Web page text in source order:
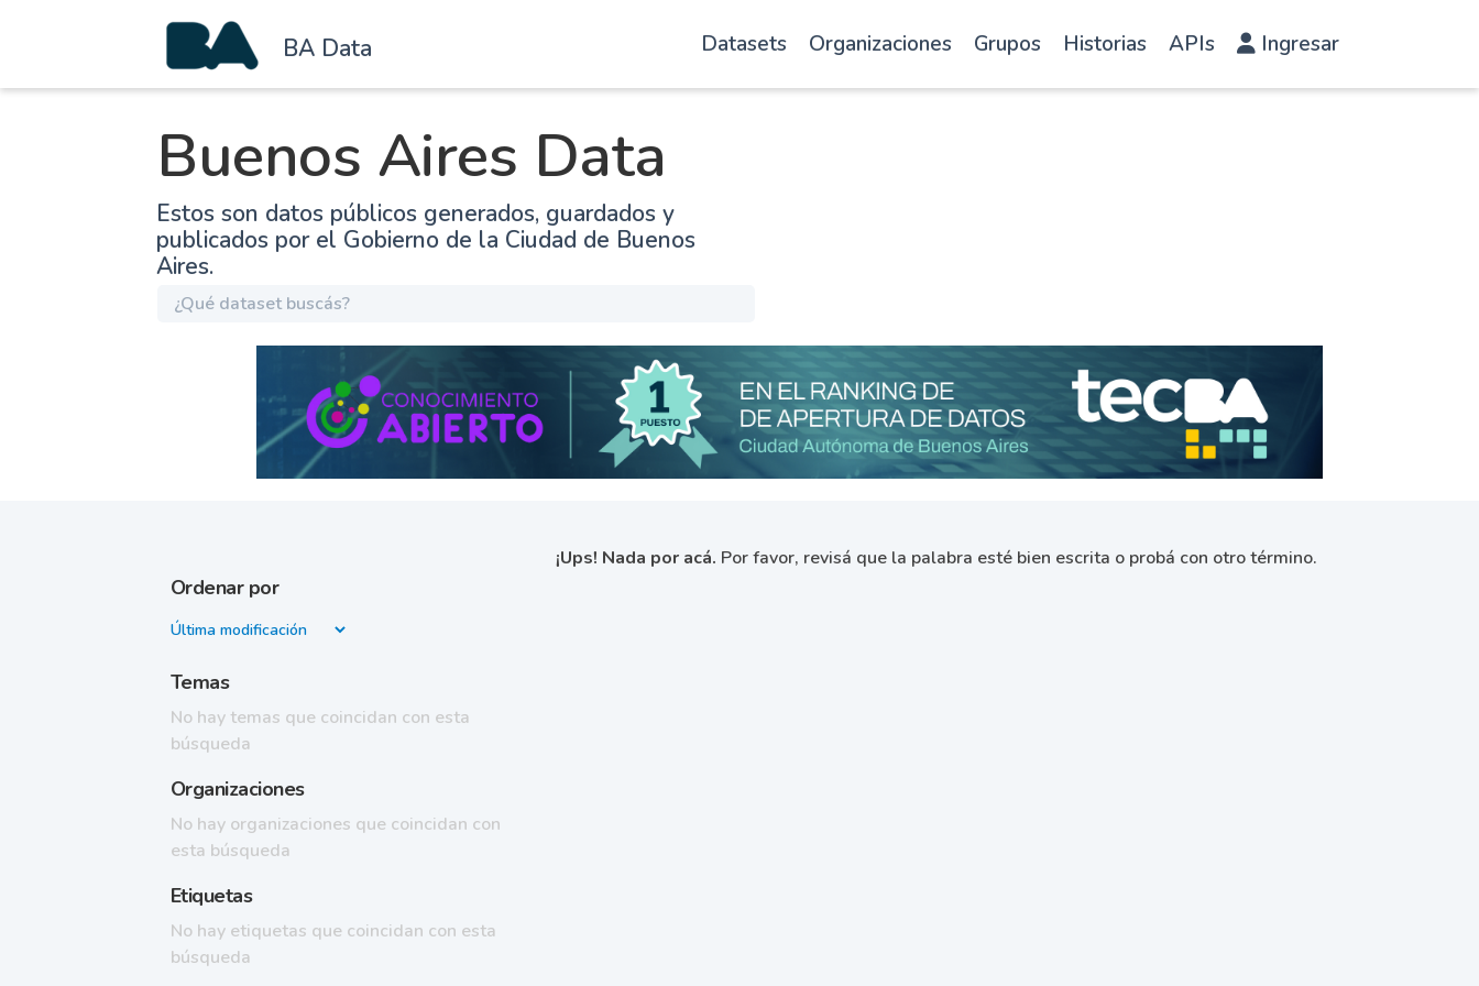
BA Data Datasets Organizaciones Grupos Historias APIs Ingresar
Buenos Aires Data
Estos son datos públicos generados, guardados y
publicados por el Gobierno de la Ciudad de Buenos
Aires.
Ordenar por
Temas
No hay temas que coincidan con esta
búsqueda
Organizaciones
No hay organizaciones que coincidan con
esta búsqueda
Etiquetas
No hay etiquetas que coincidan con esta
búsqueda
¡Ups! Nada por acá. Por favor, revisá que la palabra esté bien escrita o probá con otro término.